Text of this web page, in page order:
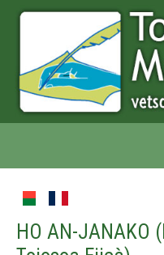
HO AN-JANAKO (